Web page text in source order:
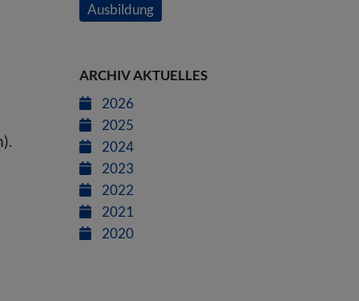
Ausbildung
ARCHIV AKTUELLES
2026
2025
2024
2023
2022
2021
2020